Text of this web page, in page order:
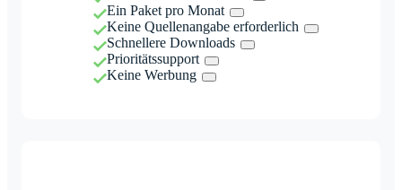
Ein Paket pro Monat
Keine Quellenangabe erforderlich
Schnellere Downloads
Prioritätssupport
Keine Werbung